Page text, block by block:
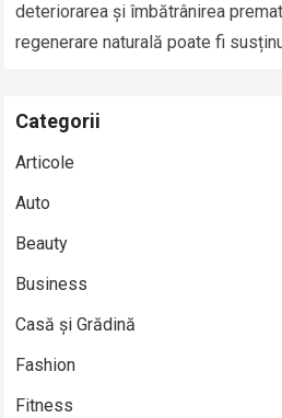
deteriorarea și îmbătrânirea
regenerare naturală poate fi
Categorii
Articole
Auto
Beauty
Business
Casă și Grădină
Fashion
Fitness